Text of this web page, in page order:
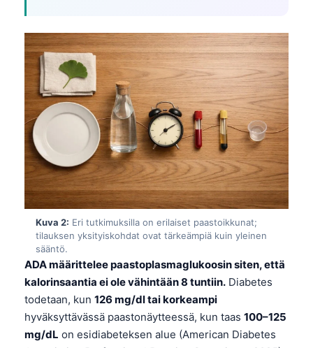
Kuva 2: Eri tutkimuksilla on erilaiset paastoikkunat;
tilauksen yksityiskohdat ovat tärkeämpiä kuin yleinen
sääntö.
ADA määrittelee paastoplasmaglukoosin siten, että
kalorinsaantia ei ole vähintään 8 tuntiin. Diabetes
todetaan, kun 126 mg/dl tai korkeampi
hyväksyttävässä paastonäytteessä, kun taas 100–125
mg/dL on esidiabeteksen alue (American Diabetes